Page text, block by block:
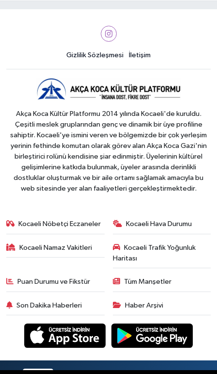
Gizlilik Sözleşmesi İletişim
Akça Koca Kültür Platformu 2014 yılında Kocaeli'de kuruldu.
Çeşitli meslek gruplarından genç ve dinamik bir üye profiline
sahiptir. Kocaeli'ye ismini veren ve bölgemizde bir çok yerleşim
yerinin fethinde komutan olarak görev alan Akça Koca Gazi'nin
birleştirici rolünü kendisine şiar edinmiştir. Üyelerinin kültürel
gelişimlerine katkıda bulunmak, üyeler arasında derinlikli
dostluklar oluşturmak ve bir aile ortamı sağlamak amacıyla bu
web sitesinde yer alan faaliyetleri gerçekleştirmektedir.
Kocaeli Nöbetçi Eczaneler Kocaeli Hava Durumu
Kocaeli Namaz Vakitleri
Kocaeli Trafik Yoğunluk
Haritası
Puan Durumu ve Fikstür Tüm Manşetler
Son Dakika Haberleri Haber Arşivi